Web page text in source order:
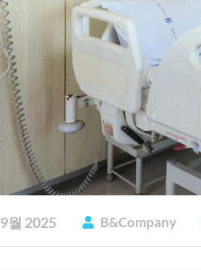
9월 2025 B&Company